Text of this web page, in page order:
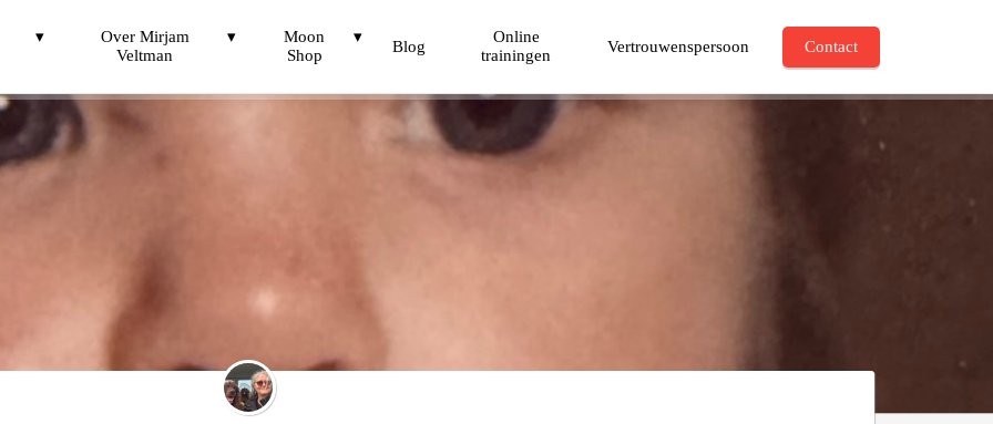
Over Mirjam
Veltman
Moon
Shop
Blog
Online
trainingen
Vertrouwenspersoon Contact